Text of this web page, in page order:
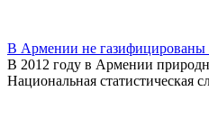
В Армении не газифицированы
В 2012 году в Армении
Национальная